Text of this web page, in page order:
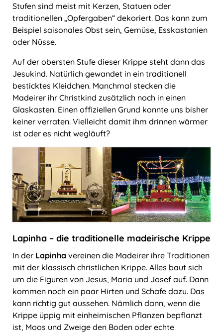
Stufen sind meist mit Kerzen, Statuen oder
traditionellen „Opfergaben“ dekoriert. Das kann zum
Beispiel saisonales Obst sein, Gemüse, Esskastanien
oder Nüsse.
Auf der obersten Stufe dieser Krippe steht dann das
Jesukind. Natürlich gewandet in ein traditionell
besticktes Kleidchen. Manchmal stecken die
Madeirer ihr Christkind zusätzlich noch in einen
Glaskasten. Einen offiziellen Grund konnte uns bisher
keiner verraten. Vielleicht damit ihm drinnen wärmer
ist oder es nicht wegläuft?
Lapinha – die traditionelle madeirische Krippe
In der Lapinha vereinen die Madeirer ihre Traditionen
mit der klassisch christlichen Krippe. Alles baut sich
um die Figuren von Jesus, Maria und Josef auf. Dann
kommen noch ein paar Hirten und Schafe dazu. Das
kann richtig gut aussehen. Nämlich dann, wenn die
Krippe üppig mit einheimischen Pflanzen bepflanzt
ist, Moos und Zweige den Boden oder echte